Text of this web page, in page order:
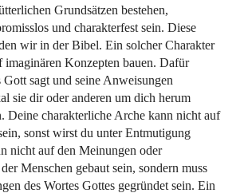
Grundsätzen bestehen,
und charakterfest sein. Diese
wir in der Bibel. Ein solcher Charakter
imaginären Konzepten bauen. Dafür
Gott sagt und seine Anweisungen
sie dir oder anderen um dich herum
Deine charakterliche Arche kann nicht auf
sonst wirst du unter Entmutigung
nicht auf den Meinungen oder
Menschen gebaut sein, sondern muss
des Wortes Gottes gegründet sein. Ein